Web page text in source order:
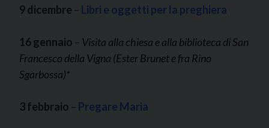
9 dicembre – Libri e oggetti per la preghiera
16 gennaio – Visita alla chiesa e alla biblioteca di San
Francesco della Vigna (Ester Brunet e fra Rino
Sgarbossa)*
3 febbraio – Pregare Maria